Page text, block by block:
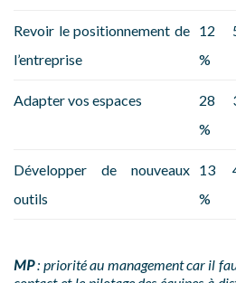
Revoir le positionnement de
l’entreprise
12
%
Adapter vos espaces
28
%
Développer de nouveaux
outils
13
%
MP: priorité au management car il